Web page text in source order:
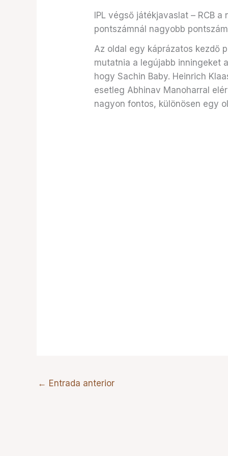
IPL végső játékjavaslat – RCB
pontszámnál nagyobb
Az oldal egy káprázatos kezdő
mutatnia a legújabb inningeket
hogy Sachin Baby. Heinrich
esetleg Abhinav Manoharral
nagyon fontos, különösen egy
← Entrada anterior